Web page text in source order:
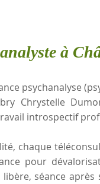
à
psychanalyse
Chrystelle
introspectif
chaque
pour
séance après